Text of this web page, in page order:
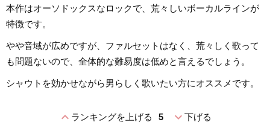
本作はオーソドックスなロックで、荒々しいボーカルラインが
特徴です。
やや音域が広めですが、ファルセットはなく、荒々しく歌って
も問題ないので、全体的な難易度は低めと言えるでしょう。
シャウトを効かせながら男らしく歌いたい方にオススメです。
expand_lessランキングを上げる 5 expand_more下げる